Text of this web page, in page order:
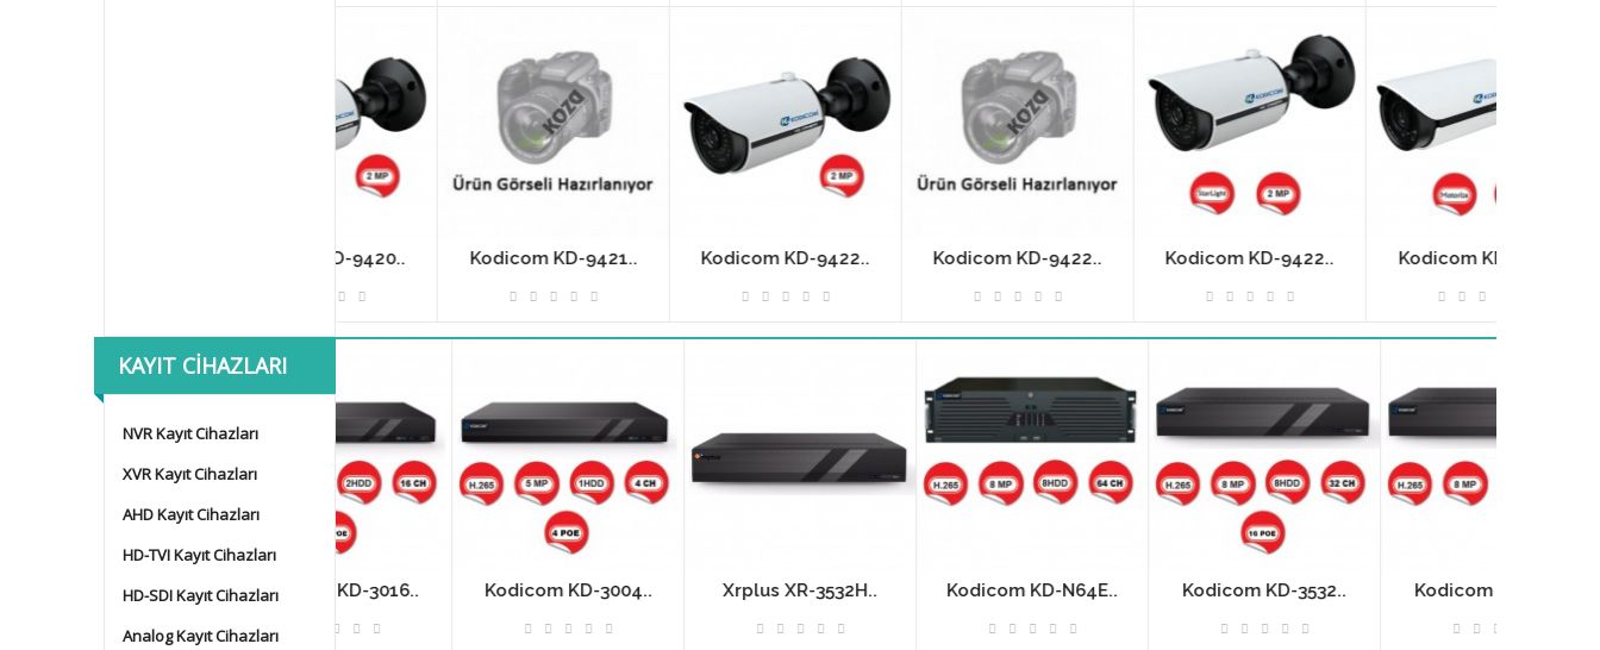
Kodicom KD-9421.. Kodicom KD-9422.. Kodicom KD-9422.. Kodicom KD-9422.. Kodicom KD-9423..
KAYIT CIHAZLARI
NVR Kayıt Cihazları
XVR Kayıt Cihazları
AHD Kayıt Cihazları
HD-TVI Kayıt Cihazları
HD-SDI Kayıt Cihazları
Analog Kayıt Cihazları
Kodicom KD-3016.. Kodicom KD-3004.. Xrplus XR-3532H.. Kodicom KD-N64E.. Kodicom KD-3532.. Kodicom KD-3332..